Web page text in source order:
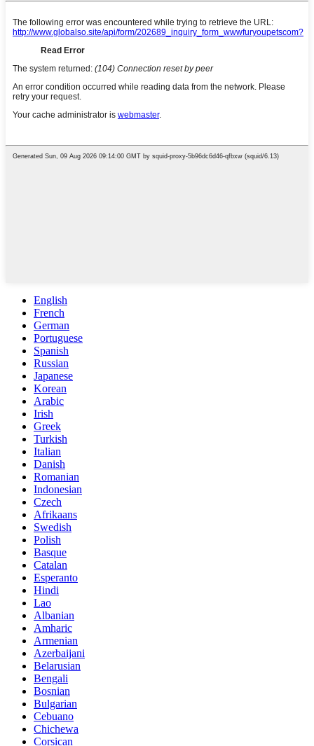
English
French
German
Portuguese
Spanish
Russian
Japanese
Korean
Arabic
Irish
Greek
Turkish
Italian
Danish
Romanian
Indonesian
Czech
Afrikaans
Swedish
Polish
Basque
Catalan
Esperanto
Hindi
Lao
Albanian
Amharic
Armenian
Azerbaijani
Belarusian
Bengali
Bosnian
Bulgarian
Cebuano
Chichewa
Corsican